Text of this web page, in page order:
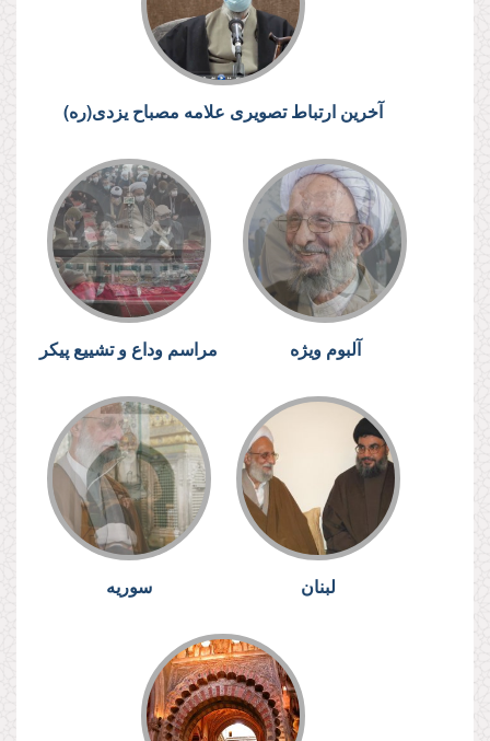
آخرین ارتباط تصویری علامه مصباح یزدی(ره)
آلبوم ویژه مراسم وداع و تشییع پیکر
لبنان سوریه